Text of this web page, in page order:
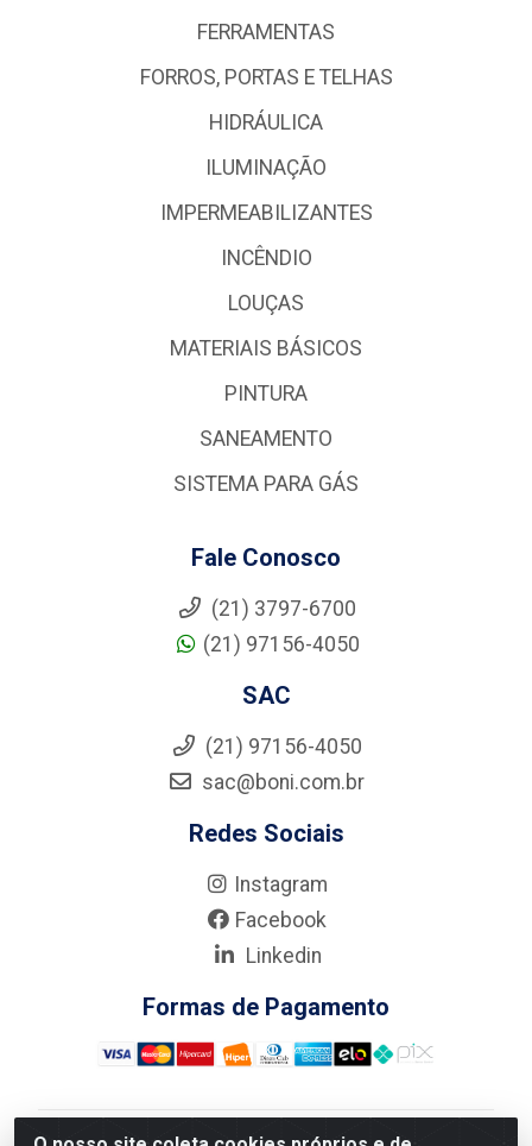
FERRAMENTAS
FORROS, PORTAS E TELHAS
HIDRÁULICA
ILUMINAÇÃO
IMPERMEABILIZANTES
INCÊNDIO
LOUÇAS
MATERIAIS BÁSICOS
PINTURA
SANEAMENTO
SISTEMA PARA GÁS
Fale Conosco
(21) 3797-6700
(21) 97156-4050
SAC
(21) 97156-4050
sac@boni.com.br
Redes Sociais
Instagram
Facebook
Linkedin
Formas de Pagamento